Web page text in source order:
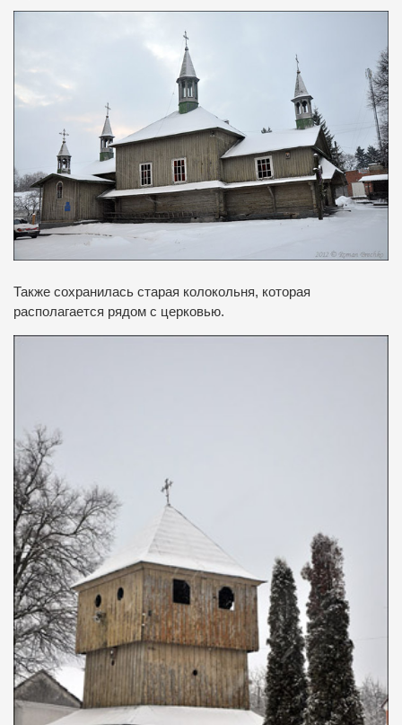
Также сохранилась старая колокольня, которая
располагается рядом с церковью.